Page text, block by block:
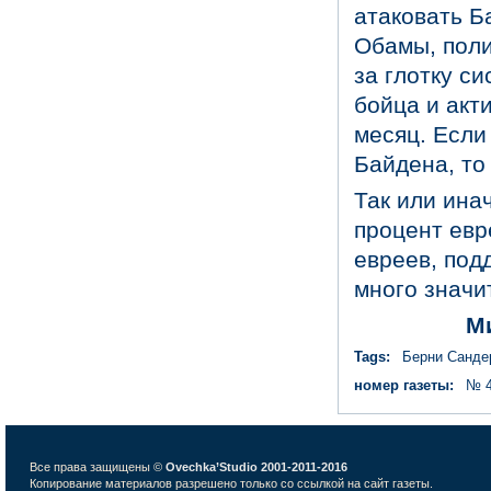
атаковать
Обамы,
за глотку
бойца и
месяц.
Байдена, то
Так или
процент
евреев,
много
Tags:
Берни
номер газеты:
№
Все права защищены © Ovechka’Studio 2001-2011-2016
Копирование материалов разрешено только со ссылкой на сайт газеты.